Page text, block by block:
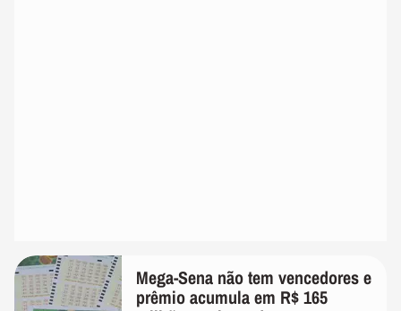
Mega-Sena não tem vencedores e
prêmio acumula em R$ 165